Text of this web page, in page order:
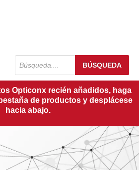
Búsqueda
de
productos
BÚSQUEDA
Opticonx recién añadidos, haga
de productos y desplácese
hacia abajo.